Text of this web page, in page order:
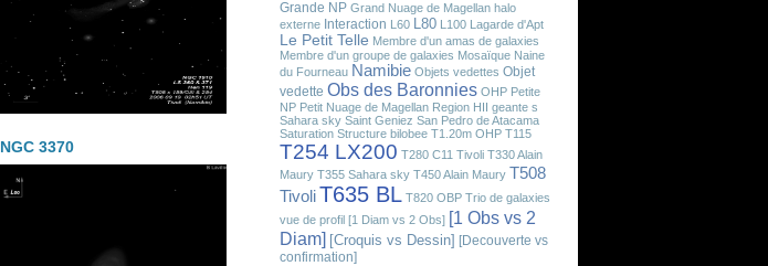
NGC 3370
Grande NP Grand Nuage de Magellan halo
externe Interaction L60 L80 L100 Lagarde d'Apt
Le Petit Telle Membre d'un amas de galaxies
Membre d'un groupe de galaxies Mosaïque Naine
du Fourneau Namibie Objets vedettes Objet
vedette Obs des Baronnies OHP Petite
NP Petit Nuage de Magellan Region HII geante s
Sahara sky Saint Geniez San Pedro de Atacama
Saturation Structure bilobee T1.20m OHP T115
T254 LX200 T280 C11 Tivoli T330 Alain
Maury T355 Sahara sky T450 Alain Maury T508
TivoliT635 BL T820 OBP Trio de galaxies
vue de profil [1 Diam vs 2 Obs] [1 Obs vs 2
Diam] [Croquis vs Dessin] [Decouverte vs
confirmation]